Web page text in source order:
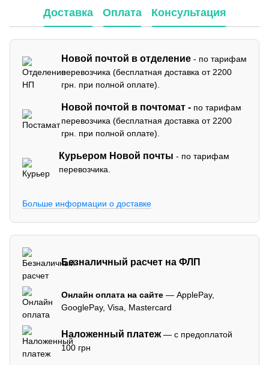
Доставка Оплата Консультация
Новой почтой в отделение - по тарифам
перевозчика (бесплатная доставка от 2200
грн. при полной оплате).
Новой почтой в почтомат - по тарифам
перевозчика (бесплатная доставка от 2200
грн. при полной оплате).
Курьером Новой почты - по тарифам
перевозчика.
Больше информации о доставке
Безналичный расчет на ФЛП
Онлайн оплата на сайте — ApplePay,
GooglePay, Visa, Mastercard
Наложенный платеж— с предоплатой
100 грн